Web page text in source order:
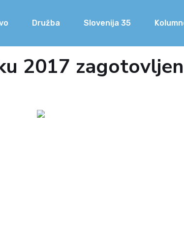
Družba Slovenija 35
2017